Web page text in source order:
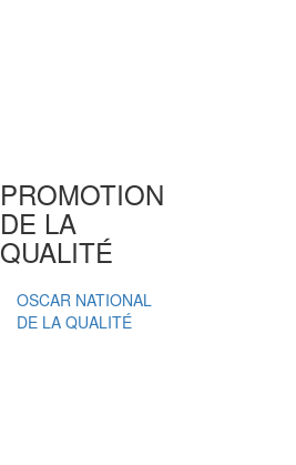
PROMOTION
DE LA
QUALITÉ
OSCAR NATIONAL
DE LA QUALITÉ